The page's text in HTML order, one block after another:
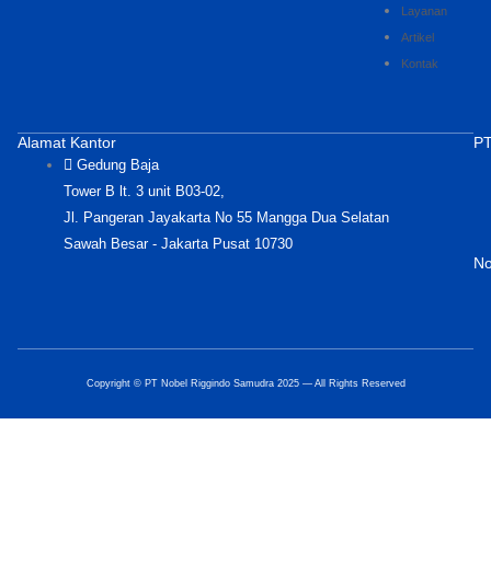
Layanan
Artikel
Kontak
Alamat Kantor
Gedung Baja
Tower B lt. 3 unit B03-02,
Jl. Pangeran Jayakarta No 55 Mangga Dua Selatan
Sawah Besar - Jakarta Pusat 10730
Copyright © PT Nobel Riggindo Samudra 2025 — All Rights Reserved